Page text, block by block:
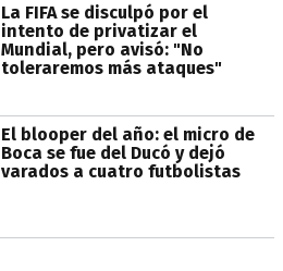
La FIFA se disculpó por el
intento de privatizar el
Mundial, pero avisó: "No
toleraremos más ataques"
El blooper del año: el micro de
Boca se fue del Ducó y dejó
varados a cuatro futbolistas